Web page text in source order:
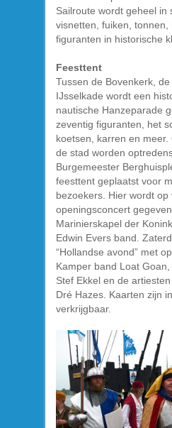
Sailroute wordt geheel in
visnetten, fuiken, tonnen,
figuranten in historische
Feesttent
Tussen de Bovenkerk,
IJsselkade wordt een
nautische Hanzeparade
zeventig figuranten, het
koetsen, karren en meer.
de stad worden
Burgemeester
feesttent geplaatst voor
bezoekers. Hier wordt op
openingsconcert
Marinierskapel der
Edwin Evers band.
“Hollandse avond” met
Kamper band Loat
Stef Ekkel en de
Dré Hazes. Kaarten zijn
verkrijgbaar.